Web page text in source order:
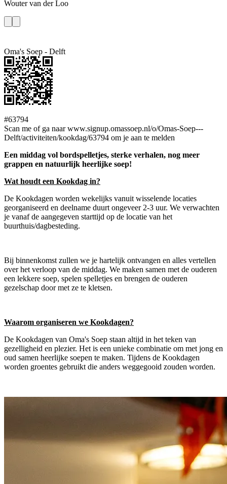
Wouter van der Loo
Oma's Soep - Delft
#63794
Scan me of ga naar www.signup.omassoep.nl/o/Omas-Soep---
Delft/activiteiten/kookdag/63794 om je aan te melden
Een middag vol bordspelletjes, sterke verhalen, nog meer
grappen en natuurlijk heerlijke soep!
Wat houdt een Kookdag in?
De Kookdagen worden wekelijks vanuit wisselende locaties
georganiseerd en deelname duurt ongeveer 2-3 uur. We verwachten
je vanaf de aangegeven starttijd op de locatie van het
buurthuis/dagbesteding.
Bij binnenkomst zullen we je hartelijk ontvangen en alles vertellen
over het verloop van de middag. We maken samen met de ouderen
een lekkere soep, spelen spelletjes en brengen de ouderen
gezelschap door met ze te kletsen.
Waarom organiseren we Kookdagen?
De Kookdagen van Oma's Soep staan altijd in het teken van
gezelligheid en plezier. Het is een unieke combinatie om met jong en
oud samen heerlijke soepen te maken. Tijdens de Kookdagen
worden groentes gebruikt die anders weggegooid zouden worden.